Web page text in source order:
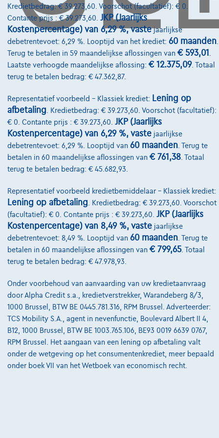
Kredietbedrag: € 39.273,60. Voorschot (facultatief): € 0.
Contante prijs : € 39.273,60. JKP (Jaarlijks
Kostenpercentage) van 6,29 %, vastejaarlijkse
debetrentevoet: 6,29 %. Looptijd van het krediet: 60 maanden
Terug te betalen in 59 maandelijkse aflossingen van € 593,01
Laatste verhoogde maandelijkse aflossing: € 12.375,09. Totaal
terug te betalen bedrag: € 47.362,87.
Representatief voorbeeld – Klassiek krediet: Lening op
afbetaling . Kredietbedrag: € 39.273,60. Voorschot (facultatief):
€ 0. Contante prijs : € 39.273,60. JKP (Jaarlijks
Kostenpercentage) van 6,29 %, vaste jaarlijkse
debetrentevoet: 6,29 %. Looptijd van 60 maanden . Terug te
betalen in 60 maandelijkse aflossingen van € 761,38 . Totaal
terug te betalen bedrag: € 45.682,93.
Representatief voorbeeld kredietbemiddelaar – Klassiek krediet:
Lening op afbetaling . Kredietbedrag: € 39.273,60. Voorschot
(facultatief): € 0. Contante prijs : € 39.273,60. JKP (Jaarlijks
Kostenpercentage) van 8,49 %, vaste jaarlijkse
debetrentevoet: 8,49 %. Looptijd van 60 maanden . Terug te
betalen in 60 maandelijkse aflossingen van € 799,65. Totaal
terug te betalen bedrag: € 47.978,93.
Onder voorbehoud van aanvaarding van uw kredietaanvraag
door Alpha Credit s.a., kredietverstrekker, Warandeberg 8/3,
1000 Brussel, BTW BE 0445.781.316, RPM Brussel. Adverteerder:
TCS Mobility S.A., agent in nevenfunctie, Boulevard Albert II 4,
B12, 1000 Brussel, BTW BE 1003.765.106, BE93 0019 6639 0767,
RPM Brussel. Het aangaan van een lening op afbetaling valt
onder de wetgeving op het consumentenkrediet, meer bepaald
onder boek VII van het Wetboek van economisch recht.
Pechverhelping verzekering
Financiering
Autoverzekering
Lease en persoonlijke lease
Over Ons
Word klant
Wie zijn we
Kwaliteitscharter
Onze dealers
Onze partners
Onze team
Contact
Algemene Voorwaarden
Bijstandsvoorwaarden
Privacyverklaring
Kwaliteitscharter